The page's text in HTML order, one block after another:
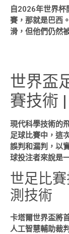
自2026年世界杯
賽，那就是巴西
滑，但他們仍然
世界盃
賽技術 |
現代科學技術的
足球比賽中，這
誤判和漏判，以
球投注者來說是
世足比
測技術
卡塔爾世界盃將
人工智慧輔助裁